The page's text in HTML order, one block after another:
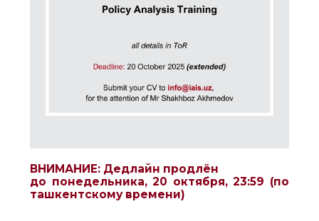
ВНИМАНИЕ: Дедлайн продлён
до понедельника, 20 октября, 23:59 (по
ташкентскому времени)